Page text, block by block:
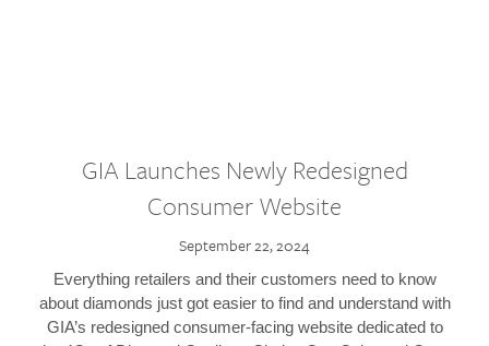
GIA Launches Newly Redesigned
Consumer Website
September 22, 2024
Everything retailers and their customers need to know
about diamonds just got easier to find and understand with
GIA’s redesigned consumer-facing website dedicated to